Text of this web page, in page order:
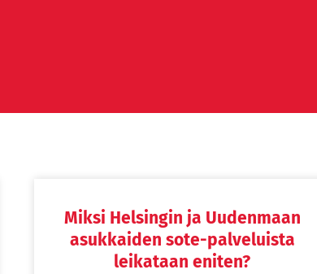
Miksi Helsingin ja Uudenmaan
asukkaiden sote-palveluista
leikataan eniten?
PagePagePage Page